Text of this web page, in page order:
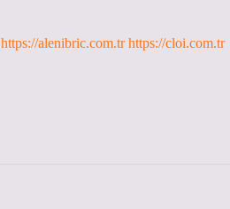
https://alenibric.com.tr https://cloi.com.tr